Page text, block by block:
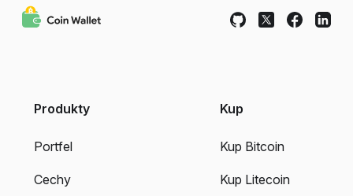
Produkty
Portfel
Cechy
Kup
Kup Bitcoin
Kup Litecoin